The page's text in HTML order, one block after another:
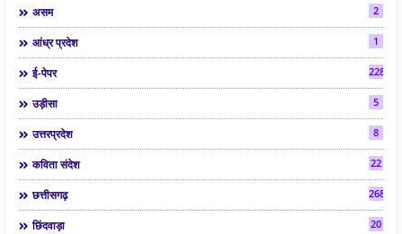
असम 2
आंध्र प्रदेश 1
ई-पेपर 2286
उड़ीसा 5
उत्तरप्रदेश 8
कविता संदेश 22
छत्तीसगढ़ 268
छिंदवाड़ा 20